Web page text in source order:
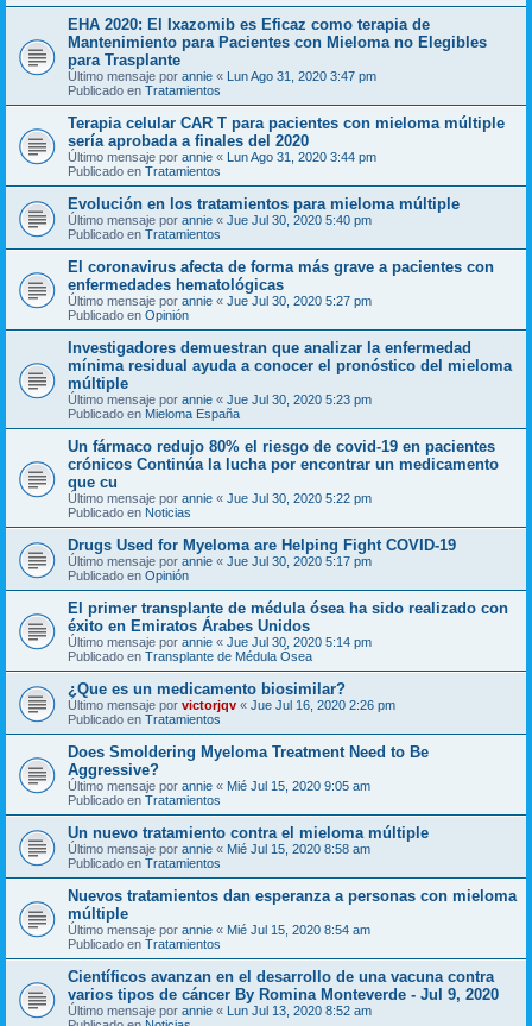
EHA 2020: El Ixazomib es Eficaz como terapia de
Mantenimiento para Pacientes con Mieloma no Elegibles
para Trasplante
Último mensaje por annie « Lun Ago 31, 2020 3:47 pm
Publicado en Tratamientos
Terapia celular CAR T para pacientes con mieloma múltiple
sería aprobada a finales del 2020
Último mensaje por annie « Lun Ago 31, 2020 3:44 pm
Publicado en Tratamientos
Evolución en los tratamientos para mieloma múltiple
Último mensaje por annie « Jue Jul 30, 2020 5:40 pm
Publicado en Tratamientos
El coronavirus afecta de forma más grave a pacientes con
enfermedades hematológicas
Último mensaje por annie « Jue Jul 30, 2020 5:27 pm
Publicado en Opinión
Investigadores demuestran que analizar la enfermedad
mínima residual ayuda a conocer el pronóstico del mieloma
múltiple
Último mensaje por annie « Jue Jul 30, 2020 5:23 pm
Publicado en Mieloma España
Un fármaco redujo 80% el riesgo de covid-19 en pacientes
crónicos Continúa la lucha por encontrar un medicamento
que cu
Último mensaje por annie « Jue Jul 30, 2020 5:22 pm
Publicado en Noticias
Drugs Used for Myeloma are Helping Fight COVID-19
Último mensaje por annie « Jue Jul 30, 2020 5:17 pm
Publicado en Opinión
El primer transplante de médula ósea ha sido realizado con
éxito en Emiratos Árabes Unidos
Último mensaje por annie « Jue Jul 30, 2020 5:14 pm
Publicado en Transplante de Médula Ósea
¿Que es un medicamento biosimilar?
Último mensaje por victorjqv « Jue Jul 16, 2020 2:26 pm
Publicado en Tratamientos
Does Smoldering Myeloma Treatment Need to Be
Aggressive?
Último mensaje por annie « Mié Jul 15, 2020 9:05 am
Publicado en Tratamientos
Un nuevo tratamiento contra el mieloma múltiple
Último mensaje por annie « Mié Jul 15, 2020 8:58 am
Publicado en Tratamientos
Nuevos tratamientos dan esperanza a personas con mieloma
múltiple
Último mensaje por annie « Mié Jul 15, 2020 8:54 am
Publicado en Tratamientos
Científicos avanzan en el desarrollo de una vacuna contra
varios tipos de cáncer By Romina Monteverde - Jul 9, 2020
Último mensaje por annie « Lun Jul 13, 2020 8:52 am